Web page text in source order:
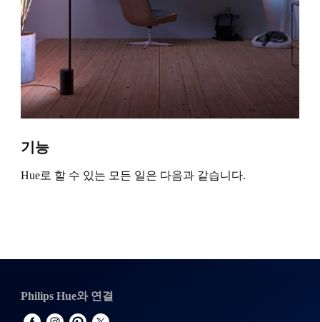
기능
Hue로 할 수 있는 모든 일은 다음과 같습니다.
Philips Hue와 연결